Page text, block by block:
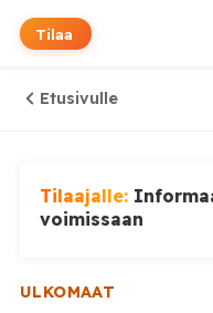
Tilaa
Etusivulle
Tilaajalle:
voimissaan
ULKOMAAT